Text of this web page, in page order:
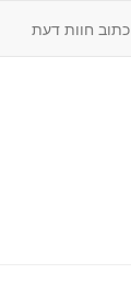
כתוב חוות דעת